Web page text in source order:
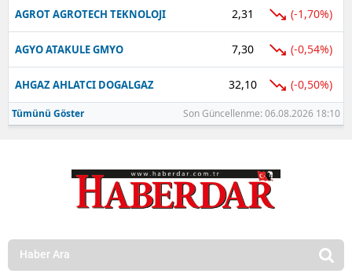
AGROT AGROTECH TEKNOLOJI 2,31 (-1,70%)
AGYO ATAKULE GMYO 7,30 (-0,54%)
AHGAZ AHLATCI DOGALGAZ 32,10 (-0,50%)
Tümünü Göster Son Güncellenme: 06.08.2026 18:10